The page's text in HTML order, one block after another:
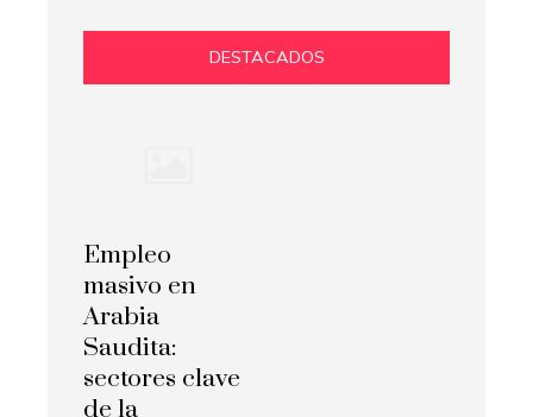
DESTACADOS
Empleo
masivo en
Arabia
Saudita:
sectores clave
de la